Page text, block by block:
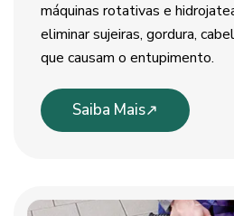
máquinas rotativas e
eliminar sujeiras, gordura,
que causam o entupimento.
Saiba Mais